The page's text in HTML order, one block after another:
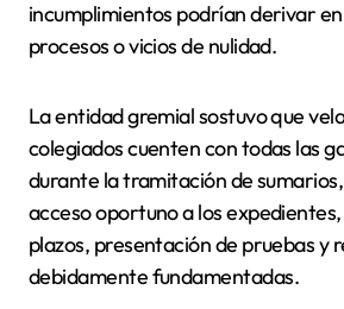
incumplimientos podrían derivar
procesos o vicios de nulidad.
La entidad gremial sostuvo que
colegiados cuenten con todas las
durante la tramitación de
acceso oportuno a los
plazos, presentación de pruebas y
debidamente fundamentadas.